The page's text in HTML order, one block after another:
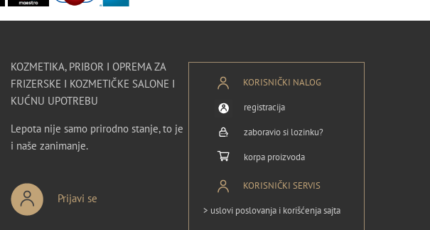
KOZMETIKA, PRIBOR I OPREMA ZA
FRIZERSKE I KOZMETIČKE SALONE I
KUĆNU UPOTREBU
Lepota nije samo prirodno stanje, to je
i naše zanimanje.
Prijavi se
KORISNIČKI NALOG
registracija
zaboravio si lozinku?
korpa proizvoda
KORISNIČKI SERVIS
> uslovi poslovanja i korišćenja sajta